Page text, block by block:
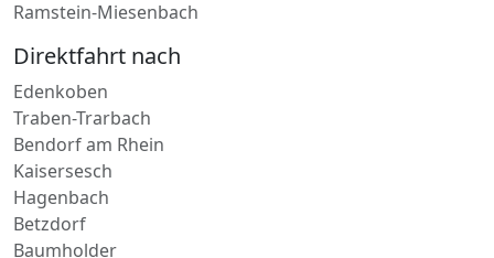
Edenkoben
Traben-Trarbach
Bendorf am Rhein
Kaisersesch
Hagenbach
Betzdorf
Baumholder